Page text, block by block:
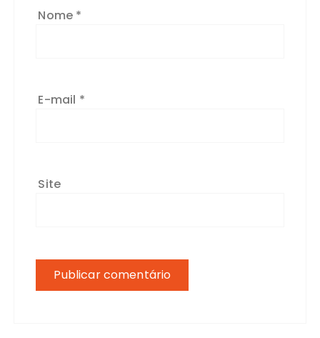
Nome *
E-mail *
Site